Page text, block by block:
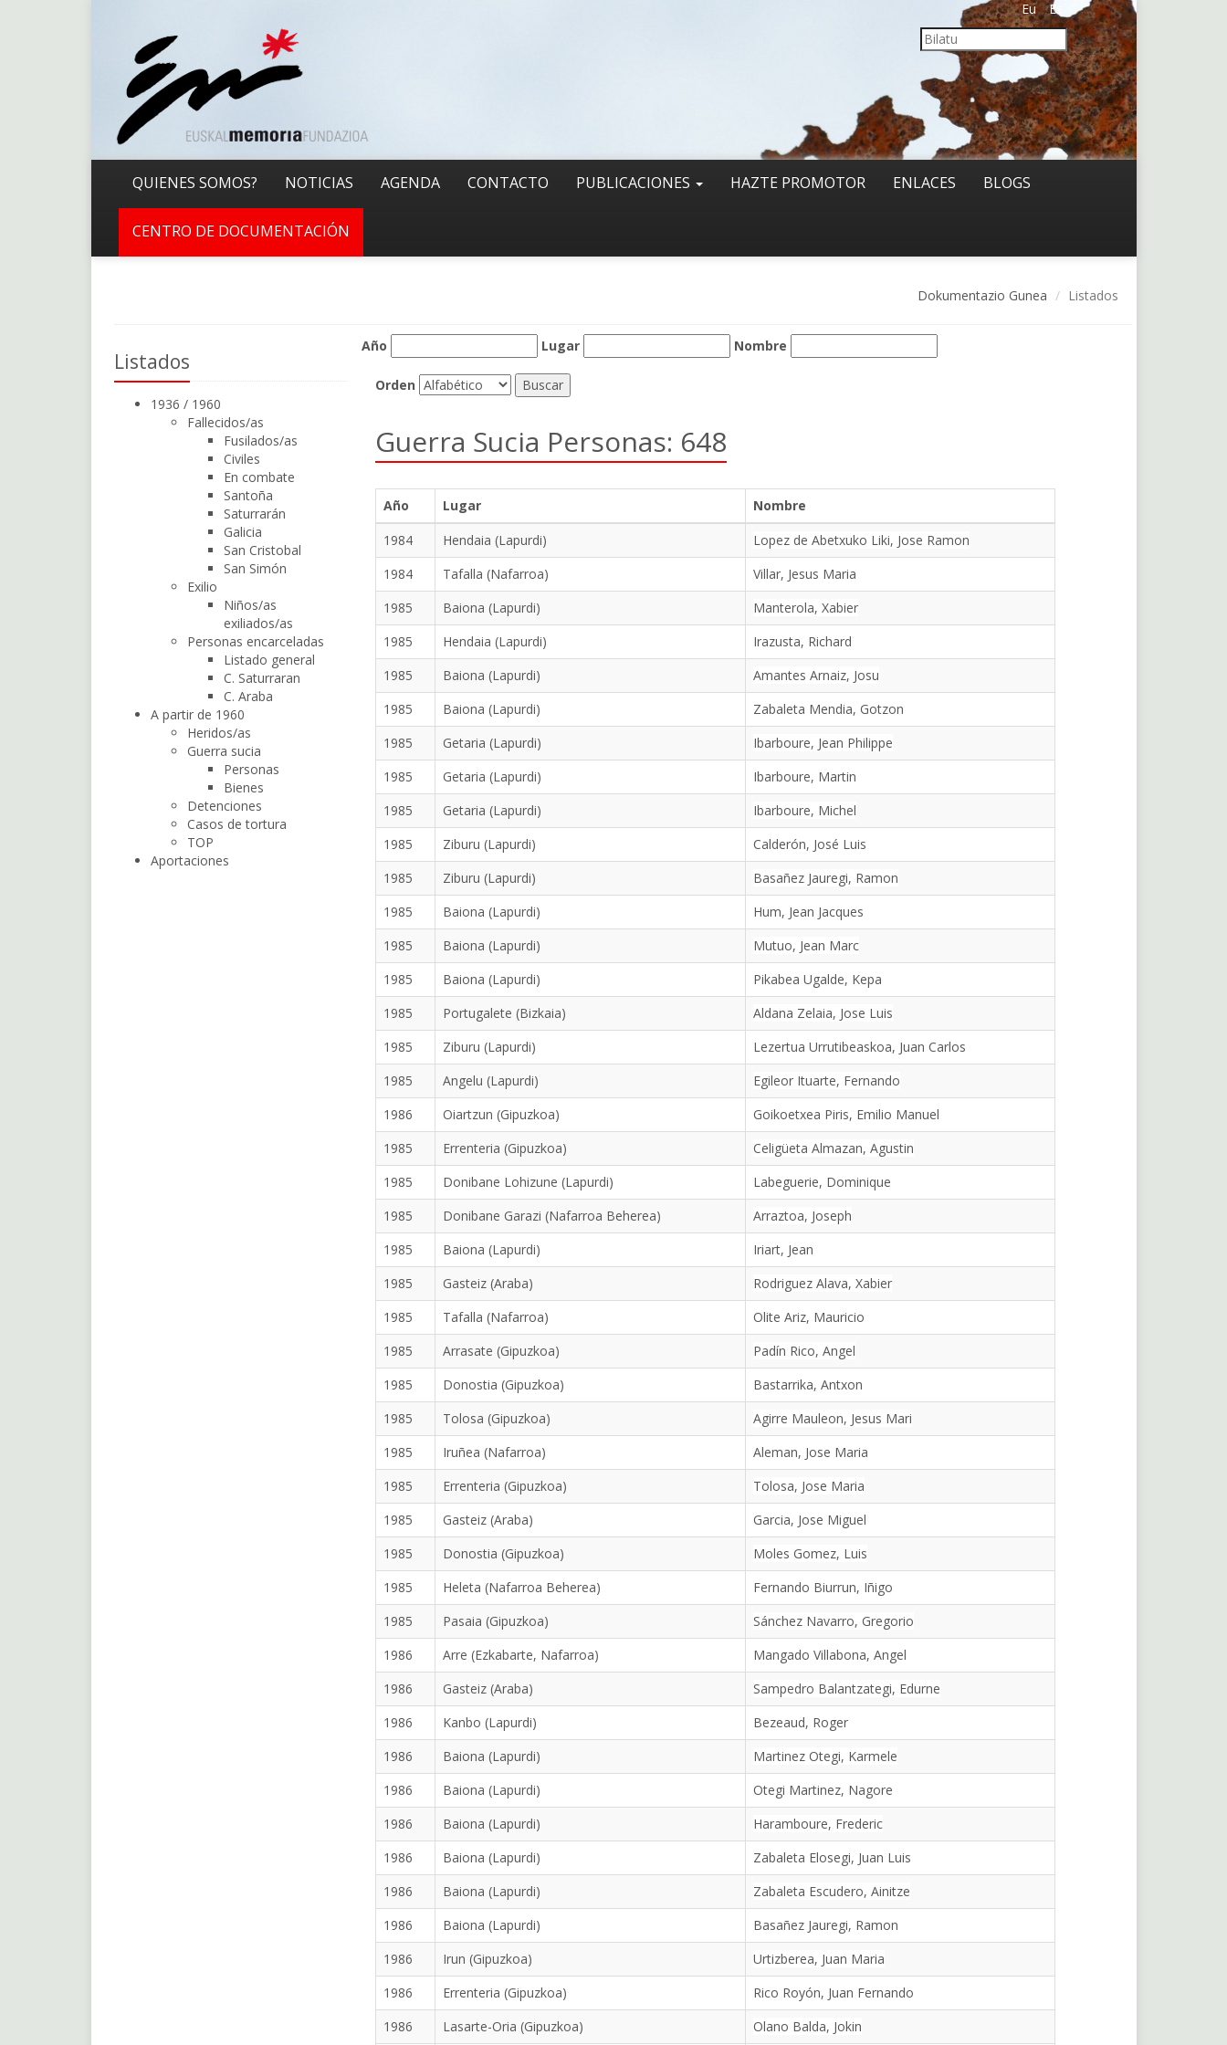
Eu Es
QUIENES SOMOS? NOTICIAS AGENDA CONTACTO PUBLICACIONES HAZTE PROMOTOR ENLACES BLOGS
CENTRO DE DOCUMENTACIÓN
Dokumentazio Gunea Listados
Listados
1936 / 1960
Fallecidos/as
Fusilados/as
Civiles
En combate
Santoña
Saturrarán
Galicia
San Cristobal
San Simón
Exilio
Niños/as
exiliados/as
Personas encarceladas
Listado general
C. Saturraran
C. Araba
A partir de 1960
Heridos/as
Guerra sucia
Personas
Bienes
Detenciones
Casos de tortura
TOP
Aportaciones
Año Lugar Nombre
Orden
Guerra Sucia Personas: 648
Año Lugar
Nombre
1984
Hendaia (Lapurdi)
Lopez de Abetxuko Liki, Jose Ramon
1984
Tafalla (Nafarroa)
Villar, Jesus Maria
1985
Baiona (Lapurdi)
Manterola, Xabier
1985
Hendaia (Lapurdi)
Irazusta, Richard
1985
Baiona (Lapurdi)
Amantes Arnaiz, Josu
1985
Baiona (Lapurdi)
Zabaleta Mendia, Gotzon
1985
Getaria (Lapurdi)
Ibarboure, Jean Philippe
1985
Getaria (Lapurdi)
Ibarboure, Martin
1985
Getaria (Lapurdi)
Ibarboure, Michel
1985
Ziburu (Lapurdi)
Calderón, José Luis
1985
Ziburu (Lapurdi)
Basañez Jauregi, Ramon
1985
Baiona (Lapurdi)
Hum, Jean Jacques
1985
Baiona (Lapurdi)
Mutuo, Jean Marc
1985
Baiona (Lapurdi)
Pikabea Ugalde, Kepa
1985
Portugalete (Bizkaia)
Aldana Zelaia, Jose Luis
1985
Ziburu (Lapurdi)
Lezertua Urrutibeaskoa, Juan Carlos
1985
Angelu (Lapurdi)
Egileor Ituarte, Fernando
1986
Oiartzun (Gipuzkoa)
Goikoetxea Piris, Emilio Manuel
1985
Errenteria (Gipuzkoa)
Celigüeta Almazan, Agustin
1985
Donibane Lohizune (Lapurdi)
Labeguerie, Dominique
1985
Donibane Garazi (Nafarroa Beherea)
Arraztoa, Joseph
1985
Baiona (Lapurdi)
Iriart, Jean
1985
Gasteiz (Araba)
Rodriguez Alava, Xabier
1985
Tafalla (Nafarroa)
Olite Ariz, Mauricio
1985
Arrasate (Gipuzkoa)
Padín Rico, Angel
1985
Donostia (Gipuzkoa)
Bastarrika, Antxon
1985
Tolosa (Gipuzkoa)
Agirre Mauleon, Jesus Mari
1985
Iruñea (Nafarroa)
Aleman, Jose Maria
1985
Errenteria (Gipuzkoa)
Tolosa, Jose Maria
1985
Gasteiz (Araba)
Garcia, Jose Miguel
1985
Donostia (Gipuzkoa)
Moles Gomez, Luis
1985
Heleta (Nafarroa Beherea)
Fernando Biurrun, Iñigo
1985
Pasaia (Gipuzkoa)
Sánchez Navarro, Gregorio
1986
Arre (Ezkabarte, Nafarroa)
Mangado Villabona, Angel
1986
Gasteiz (Araba)
Sampedro Balantzategi, Edurne
1986
Kanbo (Lapurdi)
Bezeaud, Roger
1986
Baiona (Lapurdi)
Martinez Otegi, Karmele
1986
Baiona (Lapurdi)
Otegi Martinez, Nagore
1986
Baiona (Lapurdi)
Haramboure, Frederic
1986
Baiona (Lapurdi)
Zabaleta Elosegi, Juan Luis
1986
Baiona (Lapurdi)
Zabaleta Escudero, Ainitze
1986
Baiona (Lapurdi)
Basañez Jauregi, Ramon
1986
Irun (Gipuzkoa)
Urtizberea, Juan Maria
1986
Errenteria (Gipuzkoa)
Rico Royón, Juan Fernando
1986
Lasarte-Oria (Gipuzkoa) Olano Balda, Jokin